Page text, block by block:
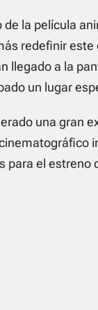
la película
redefinir
llegado a la
un lugar
una gran
para el estreno